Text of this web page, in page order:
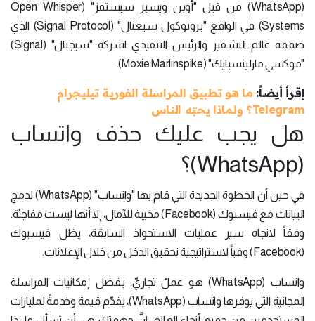
(WhatsApp) من قبل "أوبن ويسبر سيستمز" (Open Whisper
Systems) في الواقع "بروتوكول سيغنال" (Signal Protocol) الذي
صممه عالم التشفير والرئيس التنفيذي لشركة "سيجنال" (Signal)
"موكسي مارلينسبايك" (Moxie Marlinspike).
إقرأ أيضاً: ما هو تطبيق المراسلة الفورية تيليجرام
Telegram؟ ولماذا يحبّه الناس
هل يجب عليك حذف واتساب
(WhatsApp)؟
في حين أن الخطوة الجديدة التي قام بها "واتساب" (WhatsApp) لدمج
البيانات مع فيسبوك (Facebook) مخيبة للآمال، إلا أنها ليست مفاجئة.
وفقاً لاتجاه سير عمليات الاستحواذ السابقة، يظل فيسبوك
(Facebook) وفياً لاستراتيجية تحقيق الدخل من خلال الإعلانات.
واتساب (WhatsApp) هو عملٌ تجاريّ. بفضل إمكانيات المراسلة
المجانية التي يوفرها واتساب (WhatsApp)، يقدّم قيمة وخدمةً لمليارات